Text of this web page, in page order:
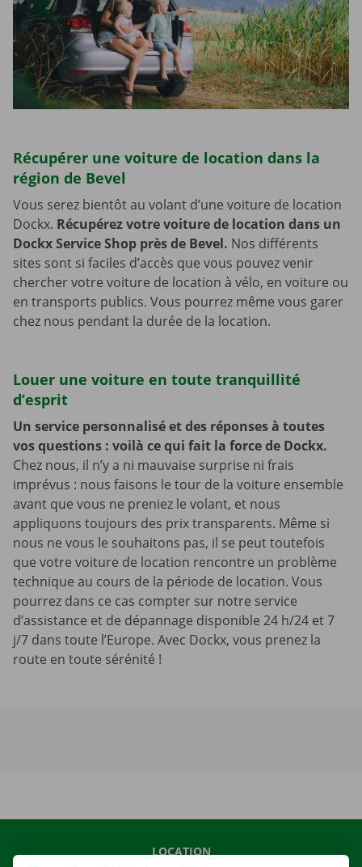
Récupérer une voiture de location dans la
région de Bevel
Vous serez bientôt au volant d’une voiture de location
Dockx. Récupérez votre voiture de location dans un
Dockx Service Shop près de Bevel. Nos différents
sites sont si faciles d’accès que vous pouvez venir
chercher votre voiture de location à vélo, en voiture ou
en transports publics. Vous pourrez même vous garer
chez nous pendant la durée de la location.
Louer une voiture en toute tranquillité
d’esprit
Un service personnalisé et des réponses à toutes
vos questions : voilà ce qui fait la force de Dockx.
Chez nous, il n’y a ni mauvaise surprise ni frais
imprévus : nous faisons le tour de la voiture ensemble
avant que vous ne preniez le volant, et nous
appliquons toujours des prix transparents. Même si
nous ne vous le souhaitons pas, il se peut toutefois
que votre voiture de location rencontre un problème
technique au cours de la période de location. Vous
pourrez dans ce cas compter sur notre service
d’assistance et de dépannage disponible 24 h/24 et 7
j/7 dans toute l’Europe. Avec Dockx, vous prenez la
route en toute sérénité !
LOCATION